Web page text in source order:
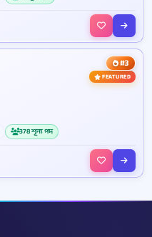
#3
FEATURED
378 শূন্য পদ